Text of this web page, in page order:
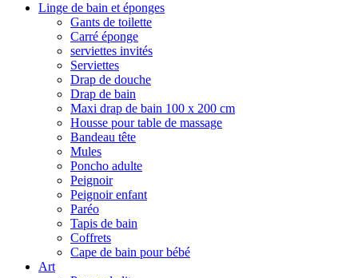
Linge de bain et éponges
Gants de toilette
Carré éponge
serviettes invités
Serviettes
Drap de douche
Drap de bain
Maxi drap de bain 100 x 200 cm
Housse pour table de massage
Bandeau tête
Mules
Poncho adulte
Peignoir
Peignoir enfant
Paréo
Tapis de bain
Coffrets
Cape de bain pour bébé
Art